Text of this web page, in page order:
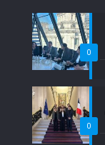
0
0